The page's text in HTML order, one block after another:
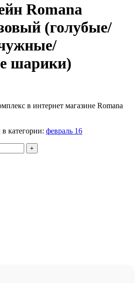
Romana
(голубые/
шарики)
в интернет магазине Romana
категории: февраль 16